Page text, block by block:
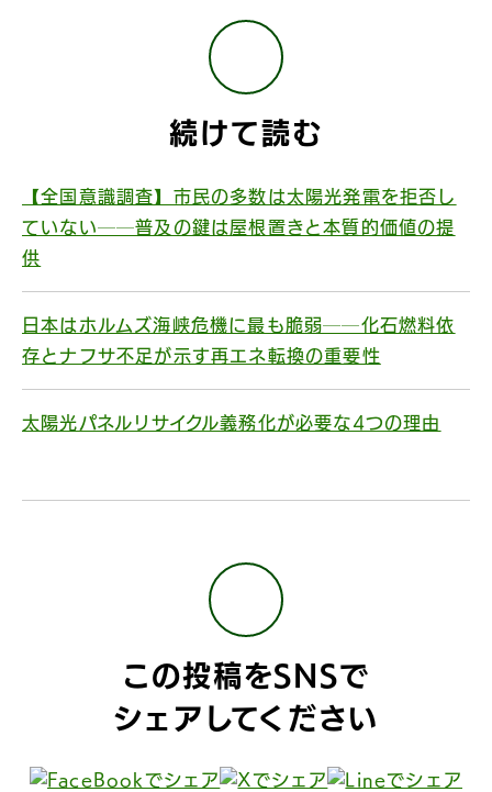
続けて読む
【全国意識調査】市民の多数は太陽光発電を拒否し
ていない──普及の鍵は屋根置きと本質的価値の提
供
日本はホルムズ海峡危機に最も脆弱──化石燃料依
存とナフサ不足が示す再エネ転換の重要性
太陽光パネルリサイクル義務化が必要な4つの理由
この投稿をSNSで
シェアしてください